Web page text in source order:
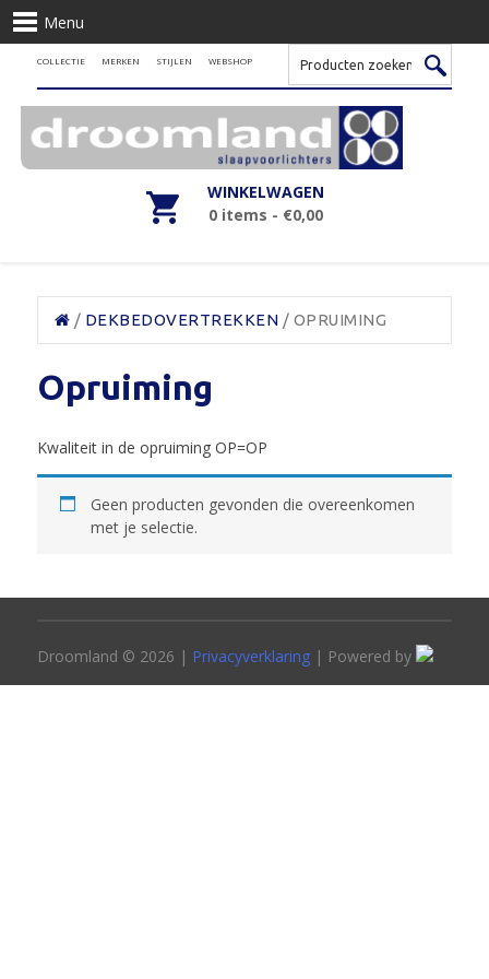
Menu
COLLECTIE MERKEN STIJLEN WEBSHOP
WINKELWAGEN
0 items - €0,00
/ DEKBEDOVERTREKKEN / OPRUIMING
Opruiming
Kwaliteit in de opruiming OP=OP
Geen producten gevonden die overeenkomen
met je selectie.
Droomland © 2026 | Privacyverklaring| Powered by